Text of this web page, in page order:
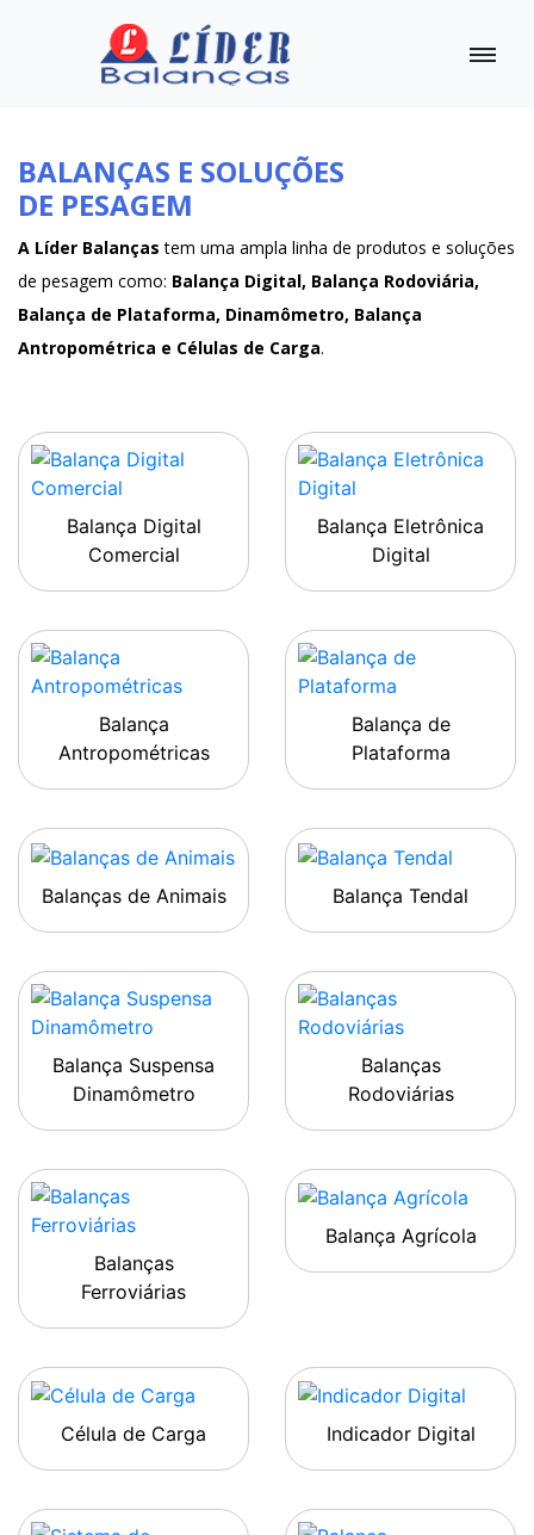
BALANÇAS E SOLUÇÕES
DE PESAGEM
A Líder Balanças tem uma ampla linha de produtos e soluções
de pesagem como: Balança Digital, Balança Rodoviária,
Balança de Plataforma, Dinamômetro, Balança
Antropométrica e Células de Carga.
Balança Digital
Comercial
Balança Eletrônica
Digital
Balança
Antropométricas
Balança de
Plataforma
Balanças de Animais Balança Tendal
Balança Suspensa
Dinamômetro
Balanças
Rodoviárias
Balanças
Ferroviárias
Balança Agrícola
Célula de Carga Indicador Digital